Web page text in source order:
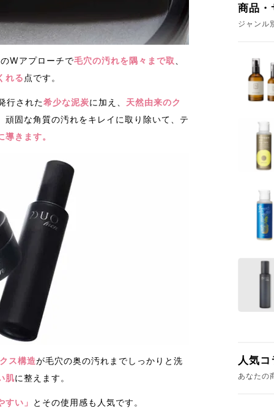
のWアプローチで毛穴の汚れを隅々まで取
れる 点です。
行された希少な泥炭に加え、 天然由来のク
頑固な角質の汚れをキレイに取り除いて、テ
きます。
ス構造が毛穴の奥の汚れまでしっかりと洗
肌に整えます。
い」 とその使用感も人気です。
商品・
ジャンル
人気コ
あなたの